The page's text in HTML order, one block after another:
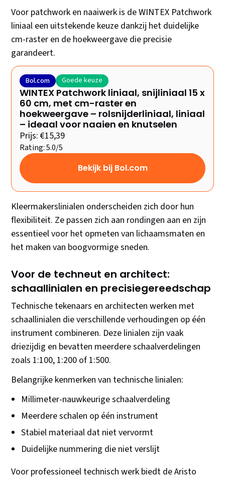
Voor patchwork en naaiwerk is de WINTEX Patchwork
liniaal een uitstekende keuze dankzij het duidelijke
cm-raster en de hoekweergave die precisie
garandeert.
Bol.com Goede keuze
WINTEX Patchwork liniaal, snijliniaal 15 x
60 cm, met cm-raster en
hoekweergave – rolsnijderliniaal, liniaal
– ideaal voor naaien en knutselen
Prijs: €15,39
Rating: 5.0/5
Bekijk bij Bol.com
Kleermakerslinialen onderscheiden zich door hun
flexibiliteit. Ze passen zich aan rondingen aan en zijn
essentieel voor het opmeten van lichaamsmaten en
het maken van boogvormige sneden.
Voor de techneut en architect:
schaallinialen en precisiegereedschap
Technische tekenaars en architecten werken met
schaallinialen die verschillende verhoudingen op één
instrument combineren. Deze linialen zijn vaak
driezijdig en bevatten meerdere schaalverdelingen
zoals 1:100, 1:200 of 1:500.
Belangrijke kenmerken van technische linialen:
Millimeter-nauwkeurige schaalverdeling
Meerdere schalen op één instrument
Stabiel materiaal dat niet vervormt
Duidelijke nummering die niet verslijt
Voor professioneel technisch werk biedt de Aristo